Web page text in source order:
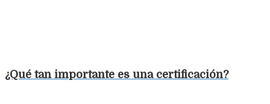
¿Qué tan importante es una certificación?